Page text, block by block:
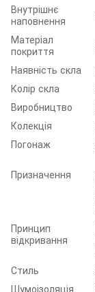
Внутрішнє
наповнення
Матеріал
покриття
Наявність скла
Колір скла
Виробництво
Колекція
Погонаж
Призначення
Принцип
відкривання
Стиль
Шумоізоляція